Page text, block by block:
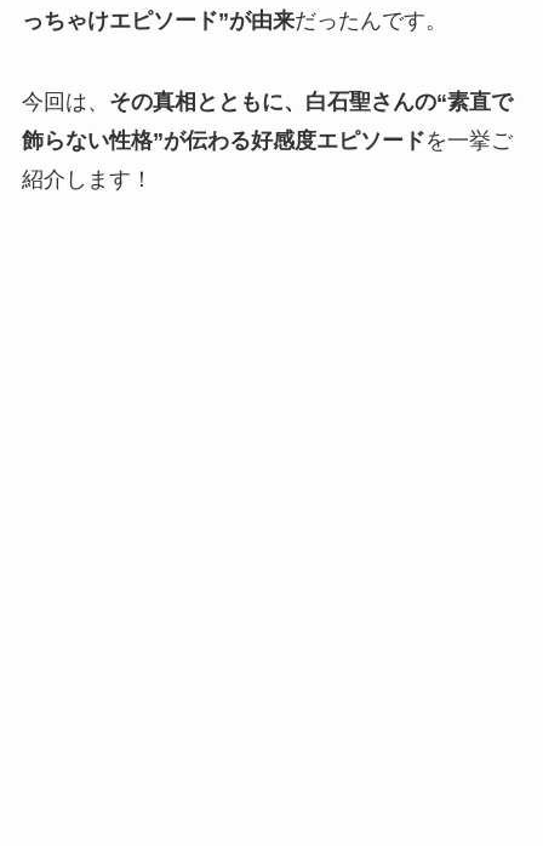
っちゃけエピソード”が由来だったんです。
今回は、 その真相とともに、白石聖さんの“素直で
飾らない性格”が伝わる好感度エピソードを一挙ご
紹介します！